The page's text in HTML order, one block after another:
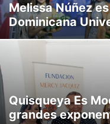
CLIMA LABORAL
ECONOMÍA EFEMERIDES
INTERNACIONAL
TECNOLOGÍA TRANSITO
Melissa Núñez
Dominicana
Quisqueya Es
grandes